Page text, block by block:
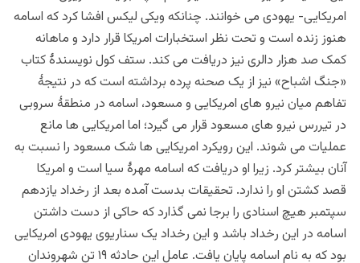
امریکایی- یهودی می خوانند. چنانکه ویکی لیکس افشا کرد که اسامه
هنوز زنده است و تحت نظر استخبارات امریکا قرار دارد و ماهانه
کمک صد هزار دالری نیز دریافت می کند. ستف کول نویسندۀ کتاب
«جنگ اشباح» نیز از یک صحنه پرده برداشته است که در نتیجۀ
تفاهم میان نیرو های امریکایی و مسعود، اسامه در منطقۀ سروبی
در تیررس نیرو های مسعود قرار می گیرد؛ اما امریکایی ها مانع
عملیات می شوند. این رویکرد امریکایی ها شک مسعود را نسبت به
آنان بیشتر کرد. زیرا او دریافت که اسامه مهرۀ سیا است و امریکا
قصد کشتن او را ندارد. تحقیقات بدست آمده بعد از رخداد یازدهم
سپتمبر هیچ اسنادی را برجا نمی گذارد که حاکی از دست داشتن
اسامه در این رخداد باشد و این رخداد یک سناریوی یهودی امریکایی
بود که به نام اسامه پایان یافت. عامل این حادثه ۱۹ تن شهروندان